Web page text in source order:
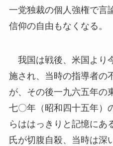
一党独裁の個人強権で言
信仰の自由もなくなる。
我国は戦後、米国より
施され、当時の指導者の
が、その後一九六五年の
七〇年（昭和四十五年）
らははっきりと記憶にあ
氏が切腹自殺、当時は深